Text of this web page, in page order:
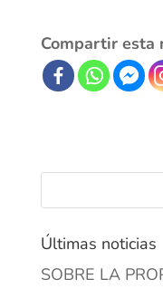
Compartir esta
Últimas noticias
SOBRE LA